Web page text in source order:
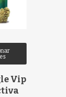
Vip